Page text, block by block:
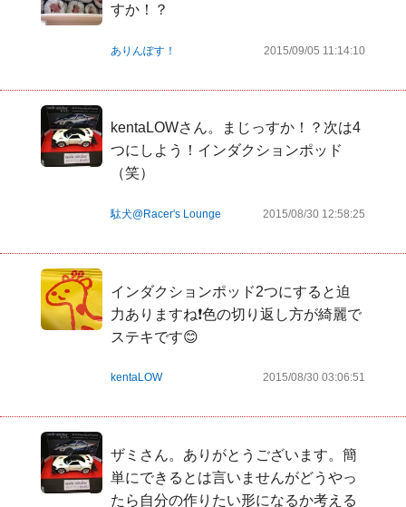
すか！？
ありんぽす！ 2015/09/05 11:14:10
kentaLOWさん。まじっすか！？次は4
つにしよう！インダクションポッド
（笑）
駄犬@Racer's Lounge 2015/08/30 12:58:25
インダクションポッド2つにすると迫
力ありますね❗️色の切り返し方が綺麗で
ステキです😊
kentaLOW 2015/08/30 03:06:51
ザミさん。ありがとうございます。簡
単にできるとは言いませんがどうやっ
たら自分の作りたい形になるか考える